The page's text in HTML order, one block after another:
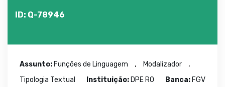
ID: Q-78946
Assunto: Funções de Linguagem , Modalizador ,
Tipologia Textual Instituição: DPE RO Banca: FGV